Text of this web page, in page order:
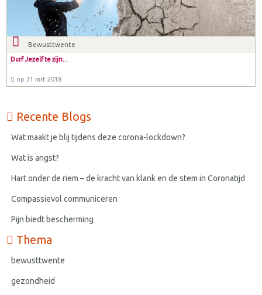
Bewusttwente
Durf Jezelf te zijn...
op 31 mrt 2018
Recente Blogs
Wat maakt je blij tijdens deze corona-lockdown?
Wat is angst?
Hart onder de riem – de kracht van klank en de stem in Coronatijd
Compassievol communiceren
Pijn biedt bescherming
Thema
bewusttwente
gezondheid